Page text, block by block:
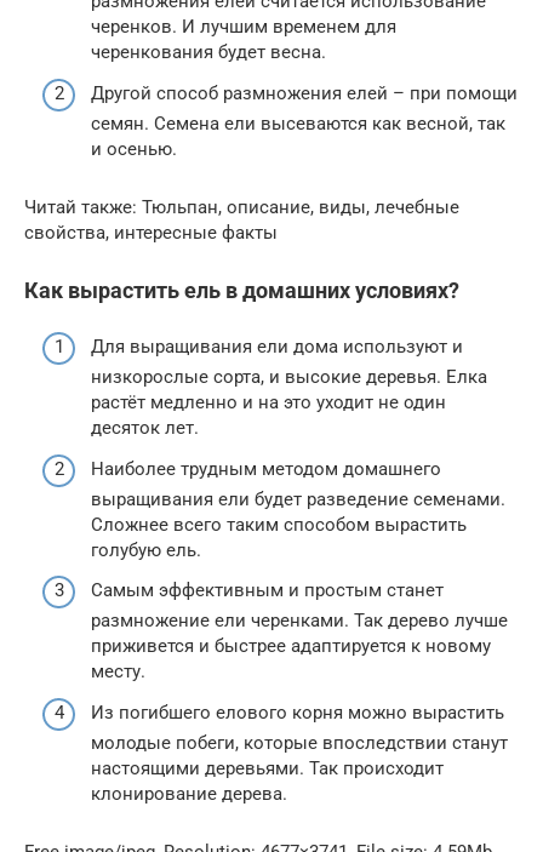
черенков. И лучшим временем для
черенкования будет весна.
Другой способ размножения елей – при помощи
семян. Семена ели высеваются как весной, так
и осенью.
Читай также: Тюльпан, описание, виды, лечебные
свойства, интересные факты
Как вырастить ель в домашних условиях?
Для выращивания ели дома используют и
низкорослые сорта, и высокие деревья. Елка
растёт медленно и на это уходит не один
десяток лет.
Наиболее трудным методом домашнего
выращивания ели будет разведение семенами.
Сложнее всего таким способом вырастить
голубую ель.
Самым эффективным и простым станет
размножение ели черенками. Так дерево лучше
приживется и быстрее адаптируется к новому
месту.
Из погибшего елового корня можно вырастить
молодые побеги, которые впоследствии станут
настоящими деревьями. Так происходит
клонирование дерева.